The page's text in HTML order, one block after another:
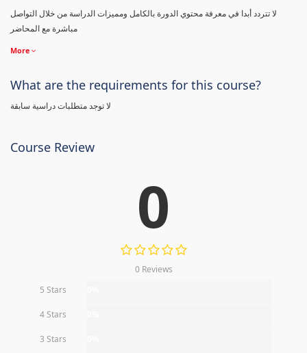
لا تتردد أبدا في معرفة محتوي الدورة بالكامل ومميزات الدراسة من خلال التواصل
مباشرة مع المحاضر
More
What are the requirements for this course?
لا توجد متطلبات دراسية سابقة
Course Review
0
0 Reviews
5 Stars
4 Stars
3 Stars